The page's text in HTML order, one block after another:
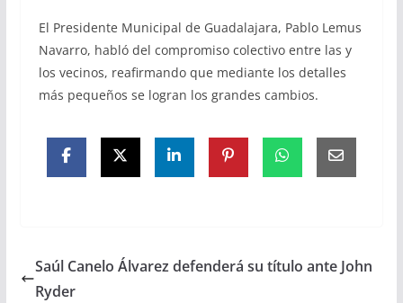
El Presidente Municipal de Guadalajara, Pablo Lemus
Navarro, habló del compromiso colectivo entre las y
los vecinos, reafirmando que mediante los detalles
más pequeños se logran los grandes cambios.
Saúl Canelo Álvarez defenderá su título ante John
Ryder